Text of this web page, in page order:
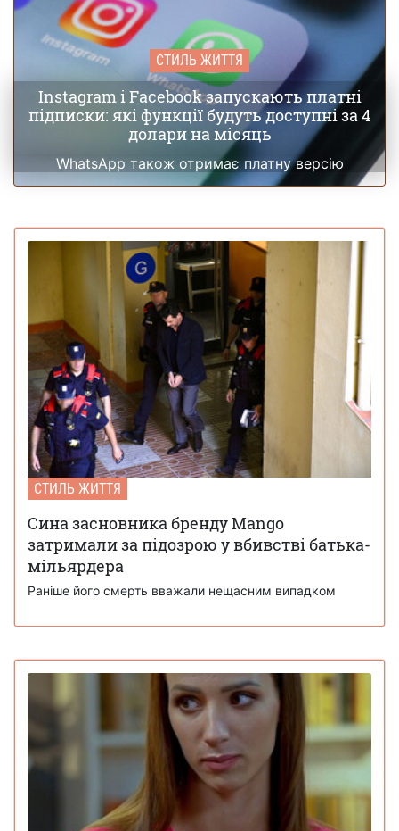
СТИЛЬ ЖИТТЯ
Instagram і Facebook запускають платні
підписки: які функції будуть доступні за 4
долари на місяць
WhatsApp також отримає платну версію
СТИЛЬ ЖИТТЯ
Сина засновника бренду Mango
затримали за підозрою у вбивстві батька-
мільярдера
Раніше його смерть вважали нещасним випадком